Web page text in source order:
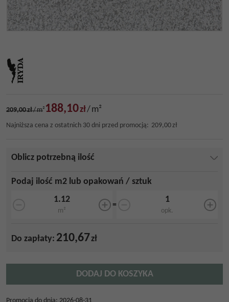
209,00zł/m² 188,10zł/ m²
Najniższa cena z ostatnich 30 dni przed promocją: 209,00zł
Oblicz potrzebną ilość
Podaj ilość m2 lub opakowań / sztuk
m²
=
opk.
Do zapłaty: 210,67zł
DODAJ DO KOSZYKA